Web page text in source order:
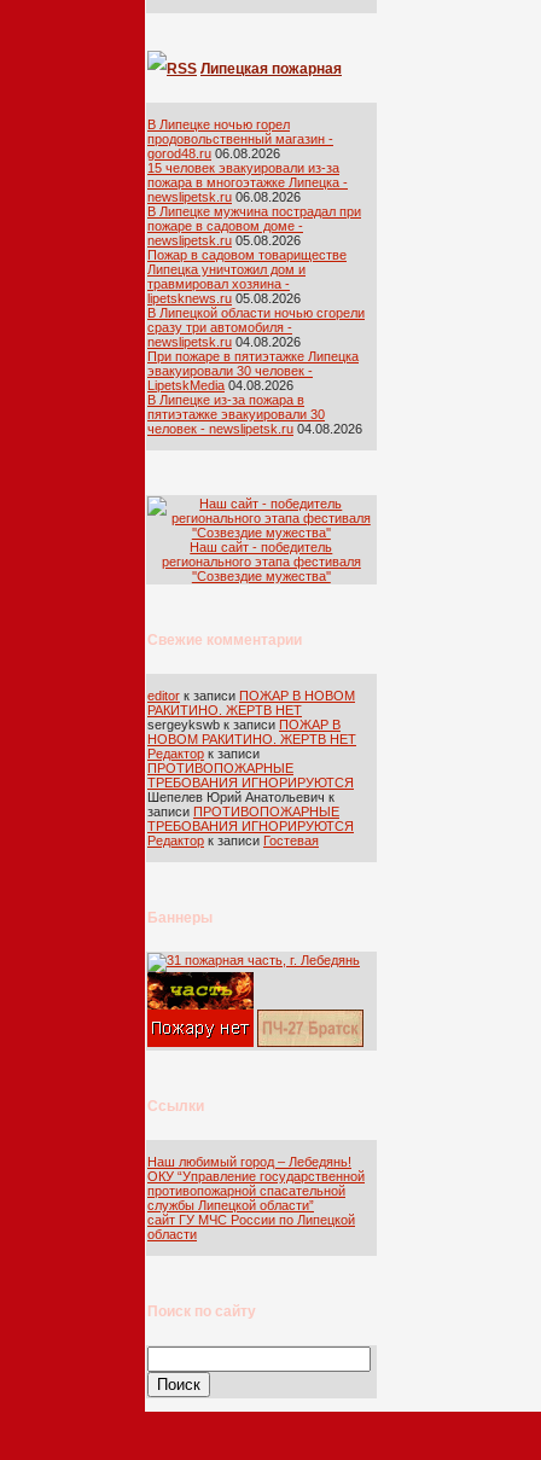
Липецкая пожарная
В Липецке ночью горел
продовольственный магазин -
gorod48.ru 06.08.2026
15 человек эвакуировали из-за
пожара в многоэтажке Липецка -
newslipetsk.ru 06.08.2026
В Липецке мужчина пострадал при
пожаре в садовом доме -
newslipetsk.ru 05.08.2026
Пожар в садовом товариществе
Липецка уничтожил дом и
травмировал хозяина -
lipetsknews.ru 05.08.2026
В Липецкой области ночью сгорели
сразу три автомобиля -
newslipetsk.ru 04.08.2026
При пожаре в пятиэтажке Липецка
эвакуировали 30 человек -
LipetskMedia 04.08.2026
В Липецке из-за пожара в
пятиэтажке эвакуировали 30
человек - newslipetsk.ru 04.08.2026
Наш сайт - победитель
регионального этапа фестиваля
''Созвездие мужества''
Свежие комментарии
editor к записи ПОЖАР В НОВОМ
РАКИТИНО. ЖЕРТВ НЕТ
sergeykswb к записи ПОЖАР В
НОВОМ РАКИТИНО. ЖЕРТВ НЕТ
Редактор к записи
ПРОТИВОПОЖАРНЫЕ
ТРЕБОВАНИЯ ИГНОРИРУЮТСЯ
Шепелев Юрий Анатольевич к
записи ПРОТИВОПОЖАРНЫЕ
ТРЕБОВАНИЯ ИГНОРИРУЮТСЯ
Редактор к записи Гостевая
Баннеры
Ссылки
Наш любимый город – Лебедянь!
ОКУ “Управление государственной
противопожарной спасательной
службы Липецкой области”
сайт ГУ МЧС России по Липецкой
области
Поиск по сайту
Найти: